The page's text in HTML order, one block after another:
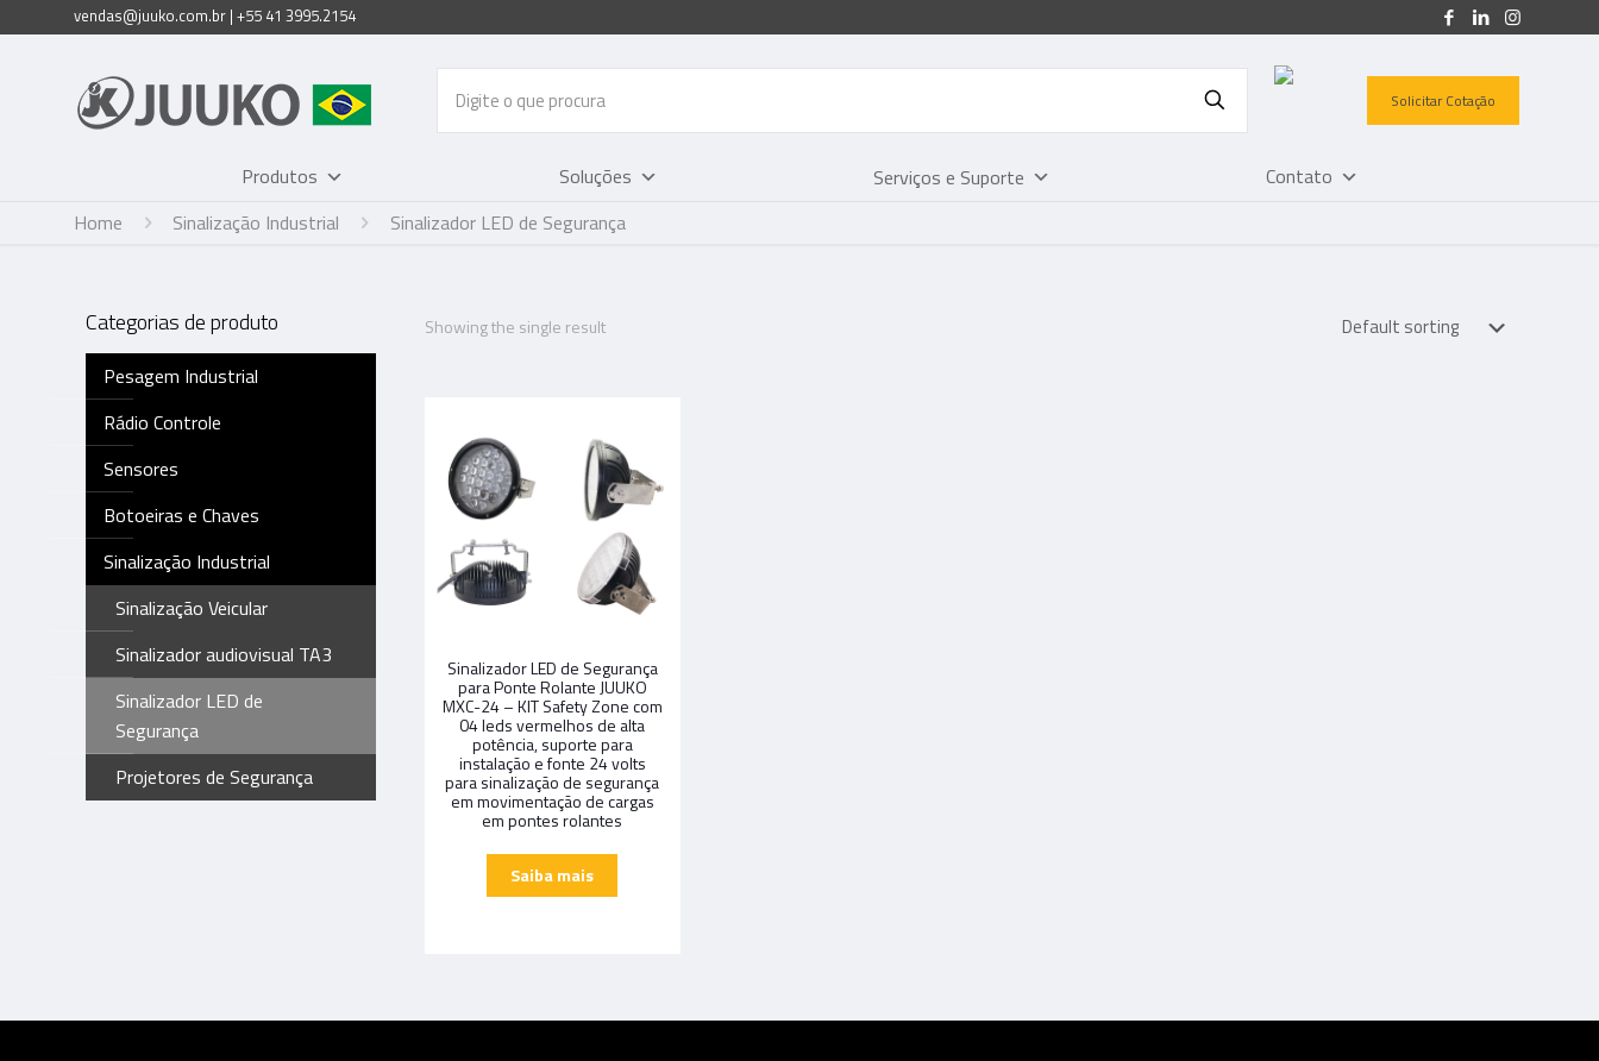
vendas@juuko.com.br | +55 41 3995.2154
Solicitar Cotação
Produtos Soluções Serviços e Suporte
Contato
Home
Sinalização Industrial Sinalizador LED de Segurança
Showing the single result
Sinalizador LED de Segurança
para Ponte Rolante JUUKO
MXC-24 – KIT Safety Zone com
04 leds vermelhos de alta
potência, suporte para
instalação e fonte 24 volts
para sinalização de segurança
em movimentação de cargas
em pontes rolantes
Categorias de produto
Pesagem Industrial
Rádio Controle
Sensores
Botoeiras e Chaves
Sinalização Industrial
Sinalização Veicular
Sinalizador audiovisual TA3
Sinalizador LED de
Segurança
Projetores de Segurança